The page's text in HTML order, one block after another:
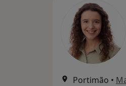
Portimão •